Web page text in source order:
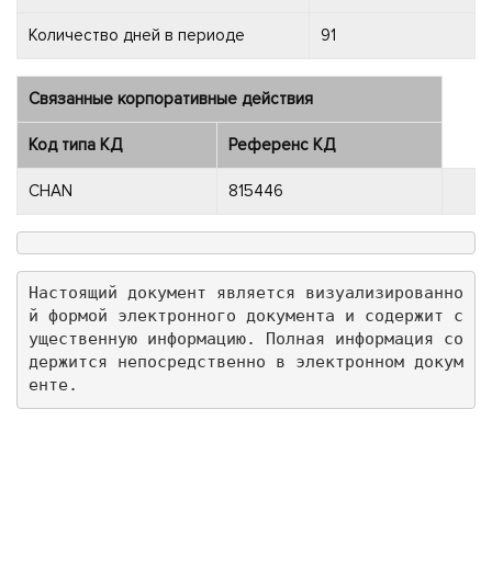
Количество дней в периоде 91
Связанные корпоративные действия
Код типа КД Референс КД
CHAN 815446
Настоящий документ является визуализированно
й формой электронного документа и содержит с
ущественную информацию. Полная информация со
держится непосредственно в электронном докум
енте.